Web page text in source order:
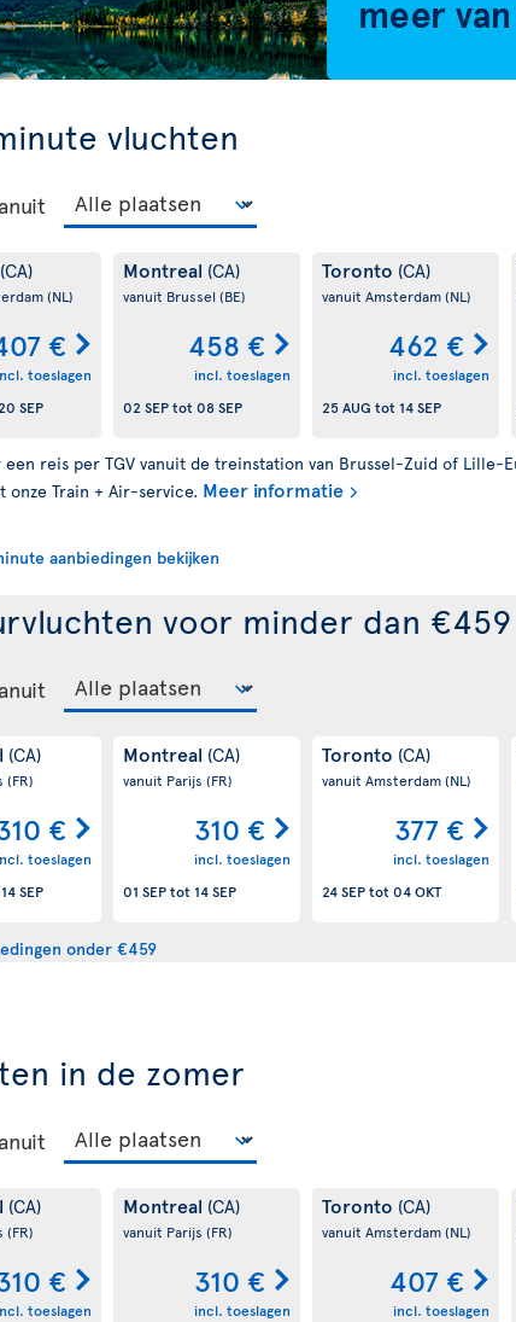
vluchten
(CA)
(NL)
€
toeslagen
SEP
Montreal (CA)
vanuit Brussel (BE)
458 €
incl. toeslagen
02 SEPtot 08 SEP
Toronto (CA)
vanuit Amsterdam(NL)
462 €
incl. toeslagen
25 AUG tot 14 SEP
reis per TGV vanuit de treinstation van Brussel-Zuid of Lille-
onze Train + Air-service. Meer informatie
aanbiedingen bekijken
voor minder dan €459
(CA)
(FR)
€
toeslagen
14 SEP
Montreal (CA)
vanuit Parijs (FR)
310 €
incl. toeslagen
01 SEPtot 14 SEP
Toronto (CA)
vanuit Amsterdam(NL)
377 €
incl. toeslagen
24 SEPtot 04 OKT
onder €459
in de zomer
(CA)
(FR)
€
toeslagen
Montreal (CA)
vanuit Parijs (FR)
310 €
incl. toeslagen
Toronto (CA)
vanuit Amsterdam(NL)
407 €
incl. toeslagen